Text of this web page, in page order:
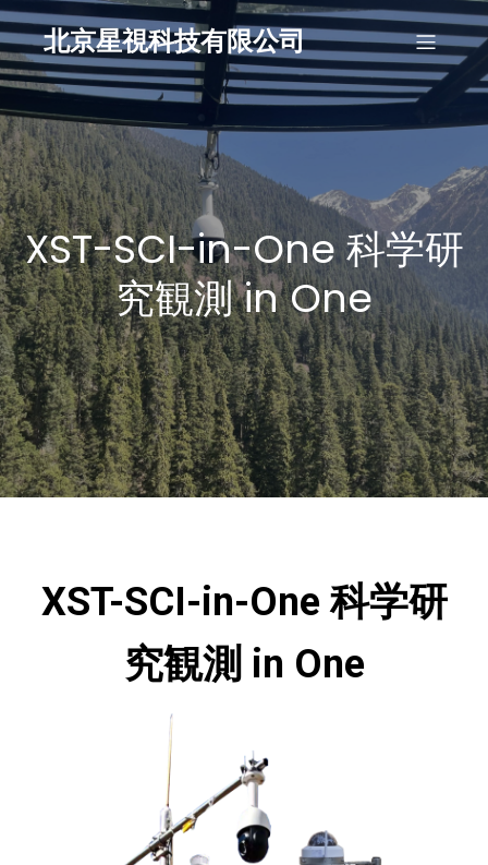
北京星視科技有限公司
XST-SCI-in-One 科学研
究観測 in One
XST-SCI-in-One 科学研
究観測 in One